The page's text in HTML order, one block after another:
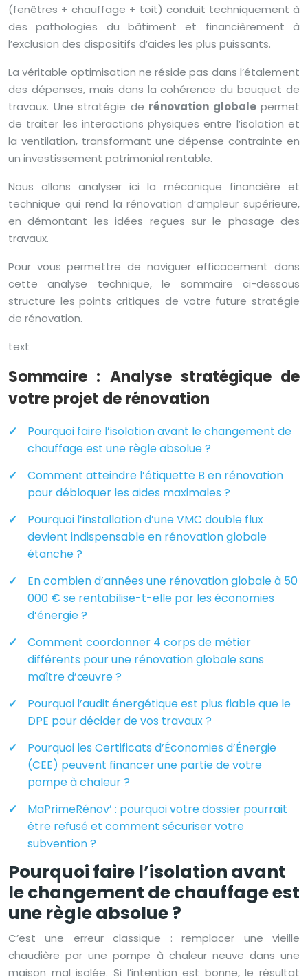
(fenêtres + chauffage + toit) conduit techniquement à
des pathologies du bâtiment et financièrement à
l’exclusion des dispositifs d’aides les plus puissants.
La véritable optimisation ne réside pas dans l’étalement
des dépenses, mais dans la cohérence du bouquet de
travaux. Une stratégie de rénovation globalepermet
de traiter les interactions physiques entre l’isolation et
la ventilation, transformant une dépense contrainte en
un investissement patrimonial rentable.
Nous allons analyser ici la mécanique financière et
technique qui rend la rénovation d’ampleur supérieure,
en démontant les idées reçues sur le phasage des
travaux.
Pour vous permettre de naviguer efficacement dans
cette analyse technique, le sommaire ci-dessous
structure les points critiques de votre future stratégie
de rénovation.
text
Sommaire : Analyse stratégique de
votre projet de rénovation
Pourquoi faire l’isolation avant le changement de
chauffage est une règle absolue ?
Comment atteindre l’étiquette B en rénovation
pour débloquer les aides maximales ?
Pourquoi l’installation d’une VMC double flux
devient indispensable en rénovation globale
étanche ?
En combien d’années une rénovation globale à 50
000 € se rentabilise-t-elle par les économies
d’énergie ?
Comment coordonner 4 corps de métier
différents pour une rénovation globale sans
maître d’œuvre ?
Pourquoi l’audit énergétique est plus fiable que le
DPE pour décider de vos travaux ?
Pourquoi les Certificats d’Économies d’Énergie
(CEE) peuvent financer une partie de votre
pompe à chaleur ?
MaPrimeRénov’ : pourquoi votre dossier pourrait
être refusé et comment sécuriser votre
subvention ?
Pourquoi faire l’isolation avant
le changement de chauffage est
une règle absolue ?
C’est une erreur classique : remplacer une vieille
chaudière par une pompe à chaleur neuve dans une
maison mal isolée. Si l’intention est bonne, le résultat